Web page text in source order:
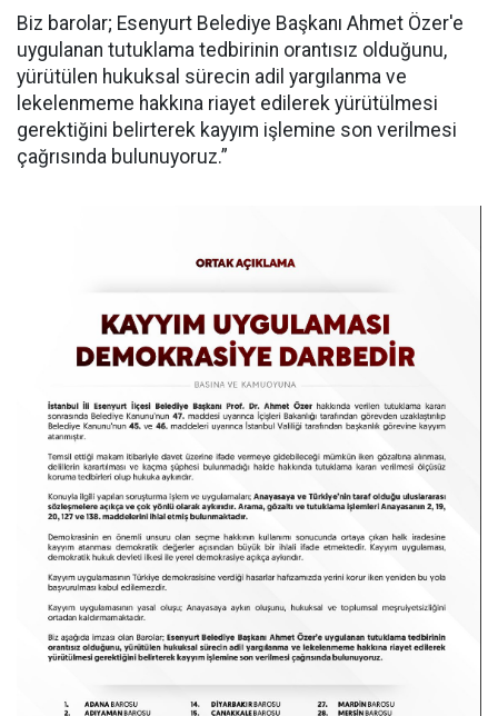
Biz barolar; Esenyurt Belediye Başkanı Ahmet Özer'e
uygulanan tutuklama tedbirinin orantısız olduğunu,
yürütülen hukuksal sürecin adil yargılanma ve
lekelenmeme hakkına riayet edilerek yürütülmesi
gerektiğini belirterek kayyım işlemine son verilmesi
çağrısında bulunuyoruz.”